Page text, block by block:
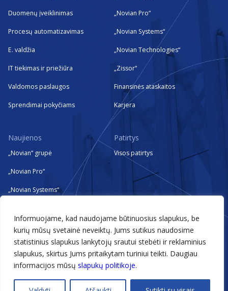
Informuojame, kad naudojame būtinuosius slapukus, be
kurių mūsų svetainė neveiktų. Jums sutikus naudosime
statistinius slapukus lankytojų srautui stebėti ir reklaminius
slapukus, skirtus Jums pritaikytam turiniui teikti. Daugiau
informacijos mūsų slapukų politikoje.
Duomenų įveiklinimas
Procesų automatizavimas
E. valdžia
IT tiekimas ir priežiūra
Valdomos paslaugos
Sprendimai pokyčiams
„Novian Pro“
„Novian Systems“
„Novian Technologies“
„Zissor“
Finansinės ataskaitos
Karjera
Naujienos
„Novian“ grupė
„Novian Pro“
„Novian Systems“
„Zissor“
Renginiai
Patirtys
Visos patirtys